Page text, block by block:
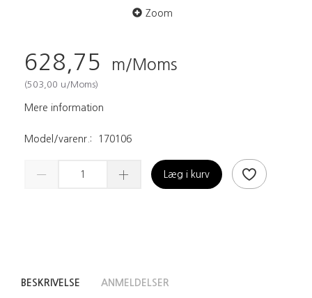
Zoom
628,75 m/Moms
(503,00 u/Moms)
Mere information
Model/varenr.: 170106
Læg i kurv
BESKRIVELSE ANMELDELSER